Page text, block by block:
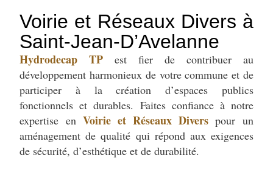
Voirie et Réseaux Divers à
Saint-Jean-D’Avelanne
Hydrodecap TP est fier de contribuer au
développement harmonieux de votre commune et de
participer à la création d’espaces publics
fonctionnels et durables. Faites confiance à notre
expertise en Voirie et Réseaux Divers pour un
aménagement de qualité qui répond aux exigences
de sécurité, d’esthétique et de durabilité.